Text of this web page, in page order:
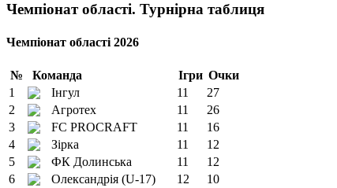
Чемпіонат області. Турнірна таблиця
Чемпіонат області 2026
№ Команда Ігри Очки
1
Інгул 11
27
2
Агротех 11
26
3
FC PROCRAFT 11
16
4
Зірка 11
12
5
ФК Долинська 11
12
6
Олександрія (U-17) 12
10